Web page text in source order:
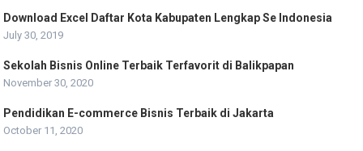
r
:
Download Excel Daftar Kota Kabupaten Lengkap Se Indonesia
July 30, 2019
Sekolah Bisnis Online Terbaik Terfavorit di Balikpapan
November 30, 2020
Pendidikan E-commerce Bisnis Terbaik di Jakarta
October 11, 2020